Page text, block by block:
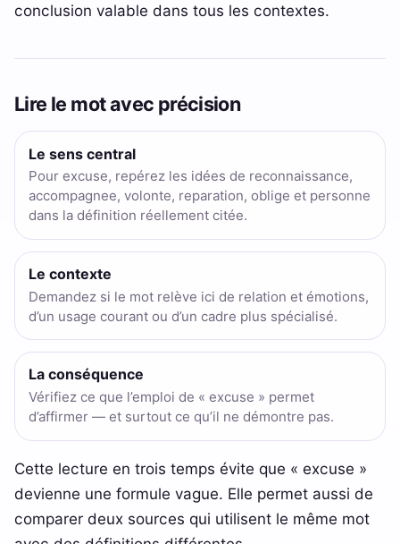
conclusion valable dans tous les contextes.
Lire le mot avec précision
Le sens central
Pour excuse, repérez les idées de reconnaissance,
accompagnee, volonte, reparation, oblige et personne
dans la définition réellement citée.
Le contexte
Demandez si le mot relève ici de relation et émotions,
d’un usage courant ou d’un cadre plus spécialisé.
La conséquence
Vérifiez ce que l’emploi de « excuse » permet
d’affirmer — et surtout ce qu’il ne démontre pas.
Cette lecture en trois temps évite que « excuse »
devienne une formule vague. Elle permet aussi de
comparer deux sources qui utilisent le même mot